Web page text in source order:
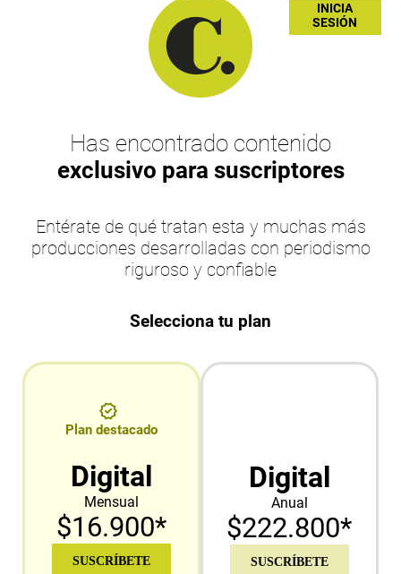
INICIA
SESIÓN
Has encontrado contenido
exclusivo para suscriptores
Entérate de qué tratan esta y muchas más
producciones desarrolladas con periodismo
riguroso y confiable
Selecciona tu plan
Plan destacado
Digital
Mensual
$16.900*
SUSCRÍBETE
Digital
Anual
$222.800*
SUSCRÍBETE